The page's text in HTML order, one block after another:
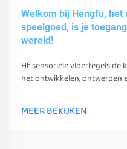
Welkom bij Hengfu, het
speelgoed, is je
wereld!
Hf sensoriële vloertegels de
het ontwikkelen, ontwerpen
MEER BEKIJKEN